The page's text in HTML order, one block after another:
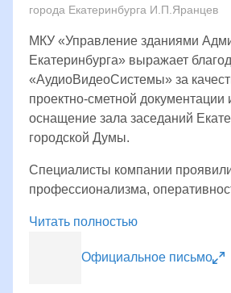
города Екатеринбурга И.П.Яранцев
МКУ «Управление зданиями
Екатеринбурга» выражает
«АудиоВидеоСистемы» за
проектно-сметной
оснащение зала заседаний
городской Думы.
Специалисты компании
профессионализма,
Читать полностью
Официальное письмо